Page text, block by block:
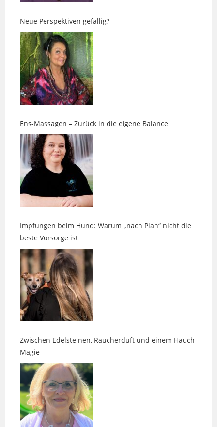
Ens-Massagen – Zurück in die eigene Balance
Impfungen beim Hund: Warum „nach Plan“ nicht die
Zwischen Edelsteinen, Räucherduft und einem Hauch